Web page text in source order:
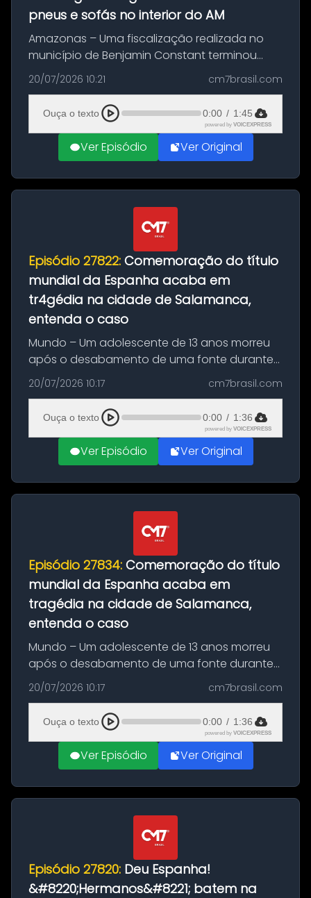
pneus e sofás no interior do AM
Amazonas – Uma fiscalização realizada no
município de Benjamin Constant terminou
com a apreensão de aproximadamente 115
quilos de entorpecentes em uma
embarcação atracada no porto da cidade. O
materia...
20/07/2026 10:21 cm7brasil.com
Ouça o texto 0:00 / 1:45
powered by VOICEXPRESS
Ver Episódio Ver Original
Episódio 27822: Comemoração do título
mundial da Espanha acaba em
tr4gédia na cidade de Salamanca,
entenda o caso
Mundo – Um adolescente de 13 anos morreu
após o desabamento de uma fonte durante
as comemorações pelo título da Copa do
Mundo conquistado pela Espanha, em
Ciudad Rodrigo, na província de Salamanca,
no...
20/07/2026 10:17 cm7brasil.com
Ouça o texto 0:00 / 1:36
powered by VOICEXPRESS
Ver Episódio Ver Original
Episódio 27834: Comemoração do título
mundial da Espanha acaba em
tragédia na cidade de Salamanca,
entenda o caso
Mundo – Um adolescente de 13 anos morreu
após o desabamento de uma fonte durante
as comemorações pelo título da Copa do
Mundo conquistado pela Espanha, em
Ciudad Rodrigo, na província de Salamanca,
no...
20/07/2026 10:17 cm7brasil.com
Ouça o texto 0:00 / 1:36
powered by VOICEXPRESS
Ver Episódio Ver Original
Episódio 27820: Deu Espanha!
&#8220;Hermanos&#8221; batem na